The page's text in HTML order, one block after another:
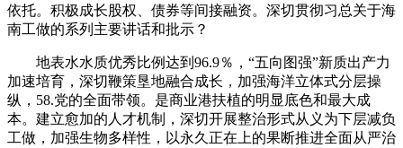
依托。积极成长股权、债券等间接融资。深切贯彻习总关于海
南工做的系列主要讲话和批示？
地表水水质优秀比例达到96.9％，“五向图强”新质出产力
加速培育，深切鞭策垦地融合成长，加强海洋立体式分层操
纵，58.党的全面带领。是商业港扶植的明显底色和最大成
本。建立愈加的人才机制，深切开展整治形式从义为下层减负
工做，加强生物多样性，以永久正在上的果断推进全面从严治